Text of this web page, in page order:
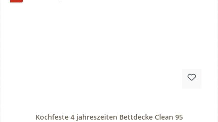
Kochfeste 4 jahreszeiten Bettdecke Clean 95